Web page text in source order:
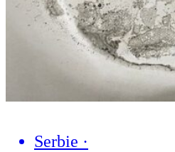
Serbie ·